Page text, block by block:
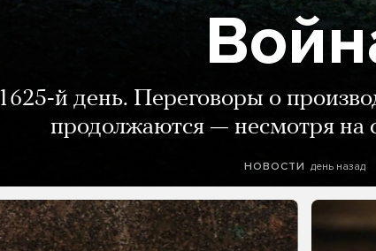
1625-й день. Переговоры о
продолжаются — несмотря на
НОВОСТИ день назад